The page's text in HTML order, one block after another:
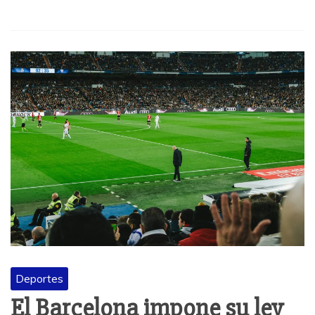
Deportes
El Barcelona impone su ley